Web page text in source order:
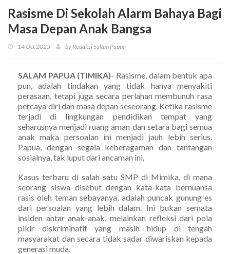
Rasisme Di Sekolah Alarm Bahaya Bagi
Masa Depan Anak Bangsa
14 Oct 2025 by Redaksi Salam Papua
SALAM PAPUA (TIMIKA)- Rasisme, dalam bentuk apa
pun, adalah tindakan yang tidak hanya menyakiti
perasaan, tetapi juga secara perlahan membunuh rasa
percaya diri dan masa depan seseorang. Ketika rasisme
terjadi di lingkungan pendidikan tempat yang
seharusnya menjadi ruang aman dan setara bagi semua
anak maka persoalan ini menjadi jauh lebih serius.
Papua, dengan segala keberagaman dan tantangan
sosialnya, tak luput dari ancaman ini.
Kasus terbaru di salah satu SMP di Mimika, di mana
seorang siswa disebut dengan kata-kata bernuansa
rasis oleh teman sebayanya, adalah puncak gunung es
dari persoalan yang lebih dalam. Ini bukan semata
insiden antar anak-anak, melainkan refleksi dari pola
pikir diskriminatif yang masih hidup di tengah
masyarakat dan secara tidak sadar diwariskan kepada
generasi muda.